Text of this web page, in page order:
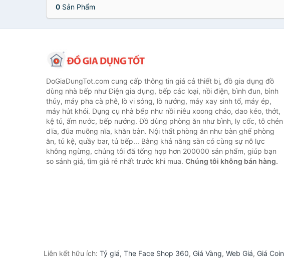
0 Sản Phẩm
DoGiaDungTot.com cung cấp thông tin giá cả thiết bị, đồ gia dụng đồ
dùng nhà bếp như Điện gia dụng, bếp các loại, nồi điện, bình đun, bình
thủy, máy pha cà phê, lò vi sóng, lò nướng, máy xay sinh tố, máy ép,
máy hút khói. Dụng cụ nhà bếp như nồi niêu xoong chảo, dao kéo, thớt,
kệ tủ, ấm nước, bếp nướng. Đồ dùng phòng ăn như bình, ly cốc, tô chén
dĩa, đũa muỗng nĩa, khăn bàn. Nội thất phòng ăn như bàn ghế phòng
ăn, tủ kệ, quầy bar, tủ bếp... Bằng khả năng sẵn có cùng sự nỗ lực
không ngừng, chúng tôi đã tổng hợp hơn 200000 sản phẩm, giúp bạn
so sánh giá, tìm giá rẻ nhất trước khi mua. Chúng tôi không bán hàng.
Liên kết hữu ích: Tỷ giá, The Face Shop 360, Giá Vàng, Web Giá, Giá Coin